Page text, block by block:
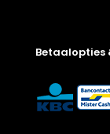
Betaalopties